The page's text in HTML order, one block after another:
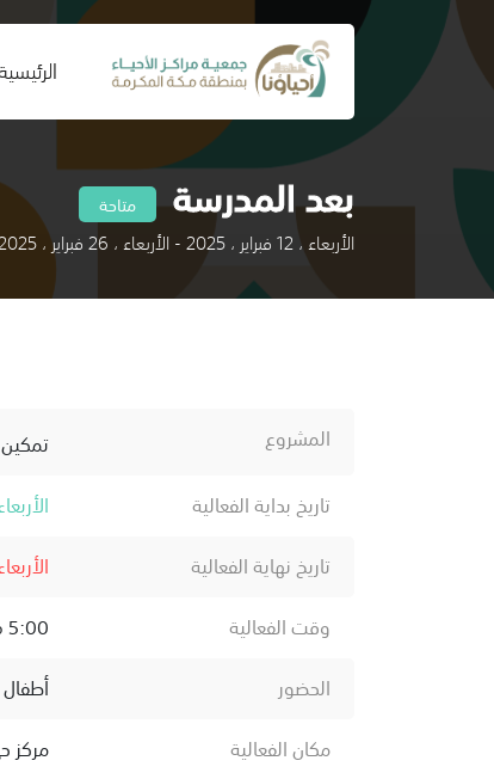
(current)
بعد المدرسة متاحة
الأربعاء ، 12 فبراير ، 2025 - الأربعاء ، 26 فبراير ، 2025
المشروع
تمكين
تاريخ بداية الفعالية
الأربعاء ، 12
تاريخ نهاية الفعالية
الأربعاء ، 26
وقت الفعالية
5:00 م - 9:00 م
الحضور
أطفال
مكان الفعالية
مركز